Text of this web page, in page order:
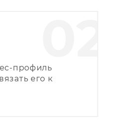
профиль
его к